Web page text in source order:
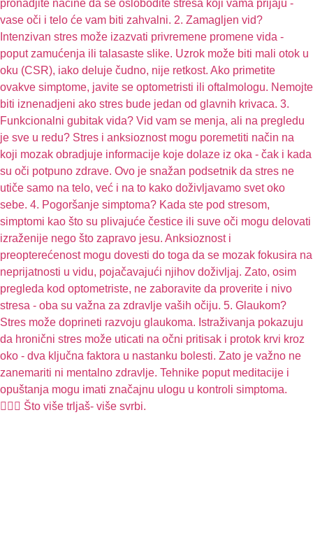
🧏🏻‍♀️ Što više trljaš- više svrbi.